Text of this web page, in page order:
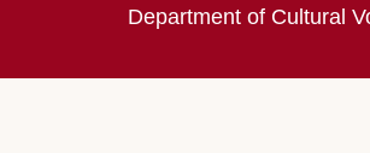
Department of Cultural